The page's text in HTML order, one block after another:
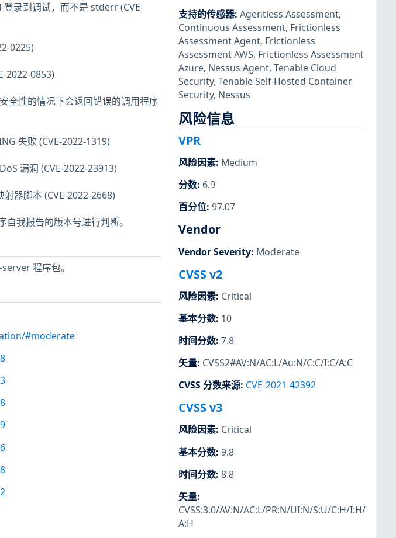
录到调试，而不是 stderr (CVE-
0225)
2022-0853)
全性的情况下会返回错误的调用程序
失败 (CVE-2022-1319)
漏洞 (CVE-2022-23913)
器脚本 (CVE-2022-2668)
我报告的版本号进行判断。
程序包。
#moderate
支持的传感器: Agentless Assessment,
Continuous Assessment, Frictionless
Assessment Agent, Frictionless
Assessment AWS, Frictionless Assessment
Azure, Nessus Agent, Tenable Cloud
Security, Tenable Self-Hosted Container
Security, Nessus
风险信息
VPR
风险因素: Medium
分数: 6.9
百分位: 97.07
Vendor
Vendor Severity: Moderate
CVSS v2
风险因素: Critical
基本分数: 10
时间分数: 7.8
矢量: CVSS2#AV:N/AC:L/Au:N/C:C/I:C/A:C
CVSS 分数来源: CVE-2021-42392
CVSS v3
风险因素: Critical
基本分数: 9.8
时间分数: 8.8
矢量:
CVSS:3.0/AV:N/AC:L/PR:N/UI:N/S:U/C:H/I:H/
A:H